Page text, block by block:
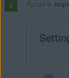
Aprire le